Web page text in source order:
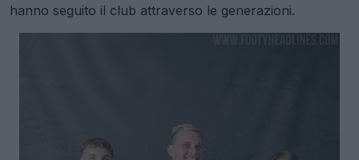
hanno seguito il club attraverso le generazioni.